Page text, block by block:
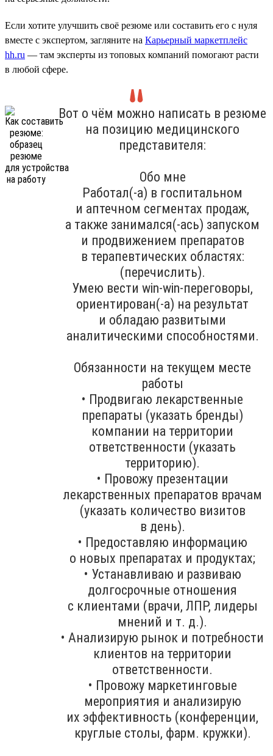
Если хотите улучшить своё резюме или составить его с нуля
вместе с экспертом, загляните на Карьерный маркетплейс
hh.ru — там эксперты из топовых компаний помогают расти
в любой сфере.
Вот о чём можно написать в резюме
на позицию медицинского
представителя:
Обо мне
Работал(-а) в госпитальном
и аптечном сегментах продаж,
а также занимался(-ась) запуском
и продвижением препаратов
в терапевтических областях:
(перечислить).
Умею вести win-win-переговоры,
ориентирован(-а) на результат
и обладаю развитыми
аналитическими способностями.
Обязанности на текущем месте
работы
• Продвигаю лекарственные
препараты (указать бренды)
компании на территории
ответственности (указать
территорию).
• Провожу презентации
лекарственных препаратов врачам
(указать количество визитов
в день).
• Предоставляю информацию
о новых препаратах и продуктах;
• Устанавливаю и развиваю
долгосрочные отношения
с клиентами (врачи, ЛПР, лидеры
мнений и т. д.).
• Анализирую рынок и потребности
клиентов на территории
ответственности.
• Провожу маркетинговые
мероприятия и анализирую
их эффективность (конференции,
круглые столы, фарм. кружки).